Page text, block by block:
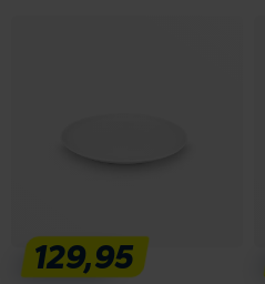
129,95